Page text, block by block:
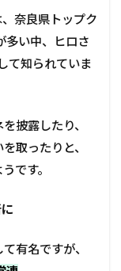
奈良県トップク
多い中、ヒロさ
て知られていま
披露したり、
取ったりと、
です。
有名ですが、